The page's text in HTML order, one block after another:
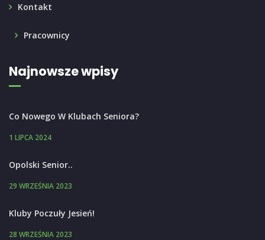
Kontakt
Pracownicy
Najnowsze wpisy
Co Nowego W Klubach Seniora?
1 LIPCA 2024
Opolski Senior..
29 WRZEŚNIA 2023
Kluby Poczuły Jesień!
28 WRZEŚNIA 2023